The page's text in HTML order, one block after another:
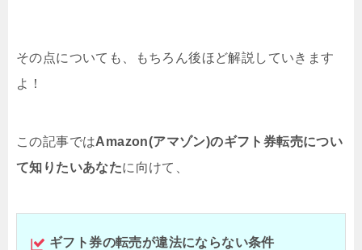
その点についても、もちろん後ほど解説していきます
よ！
この記事ではAmazon(アマゾン)のギフト券転売につい
て知りたいあなたに向けて、
ギフト券の転売が違法にならない条件